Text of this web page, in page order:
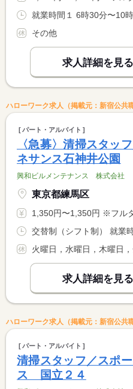
その他
求人詳細を見る
ハローワーク求人（掲載元：新宿公共
パート・アルバイト
〈急募〉清掃スタッ
ネサンス石神井公園
興和ビルメンテナンス 株式会社
東京都練馬区
1,350円〜1,350円 ※フルタイム求人の場合は月額（
火曜日，水曜日，木曜日
求人詳細を見る
ハローワーク求人（掲載元：新宿公共
パート・アルバイト
清掃スタッフ／スポ
ス 国立２４